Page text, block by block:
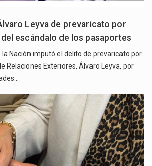
Leyva de prevaricato por
escándalo de los pasaportes
la Nación imputó el delito de prevaricato por
Relaciones Exteriores, Álvaro Leyva, por